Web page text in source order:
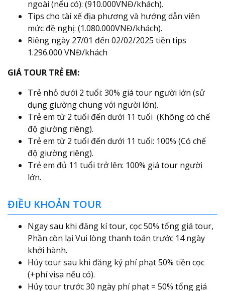
ngoài (nếu có): (910.000VNĐ/khách).
Tips cho tài xế địa phương và hướng dẫn viên
mức đề nghị: (1.080.000VNĐ/khách).
Riêng ngày 27/01 đến 02/02/2025 tiền tips
1.296.000 VNĐ/khách
GIÁ TOUR TRẺ EM:
Trẻ nhỏ dưới 2 tuổi: 30% giá tour người lớn (sử
dụng giường chung với người lớn).
Trẻ em từ 2 tuổi đến dưới 11 tuổi (Không có chế
độ giường riêng).
Trẻ em từ 2 tuổi đến dưới 11 tuổi: 100% (Có chế
độ giường riêng).
Trẻ em đủ 11 tuổi trở lên: 100% giá tour người
lớn.
ĐIỀU KHOẢN TOUR
Ngay sau khi đăng kí tour, cọc 50% tổng giá tour,
Phần còn lại Vui lòng thanh toán trước 14 ngày
khởi hành.
Hủy tour sau khi đăng ký phí phạt 50% tiền cọc
(+phí visa nếu có).
Hủy tour trước 30 ngày phí phạt = 50% tổng giá